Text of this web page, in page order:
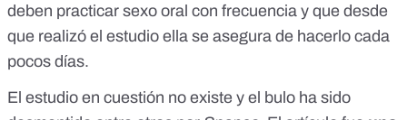
deben practicar sexo oral con frecuencia y que desde
que realizó el estudio ella se asegura de hacerlo cada
pocos días.
El estudio en cuestión no existe y el bulo ha sido